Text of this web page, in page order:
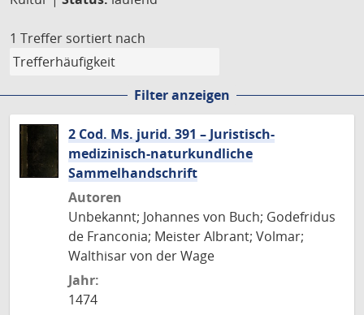
1 Treffer sortiert nach
Filter anzeigen
2 Cod. Ms. jurid. 391 – Juristisch-
medizinisch-naturkundliche
Sammelhandschrift
Autoren
Unbekannt; Johannes von Buch; Godefridus
de Franconia; Meister Albrant; Volmar;
Walthisar von der Wage
Jahr:
1474